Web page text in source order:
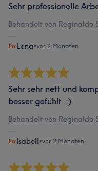
Sehr professionelle
Behandelt von Reginaldo
Lena•vor 2 Monaten
Sehr sehr nett und
besser gefühlt. :)
Behandelt von Reginaldo
Isabell•vor 2 Monaten